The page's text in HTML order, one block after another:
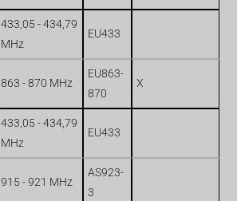
433,05 - 434,79
MHz
EU433
863 - 870 MHz
EU863-
870
X
433,05 - 434,79
MHz
EU433
915 - 921 MHz
AS923-
3